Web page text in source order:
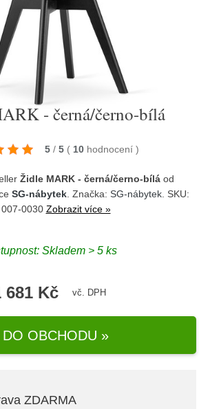
- černá/černo-bílá
5 / 5 ( 10 hodnocení )
Židle MARK - černá/černo-bílá od
SG-nábytek. Značka: SG-nábytek. SKU:
007-0030 Zobrazit více »
Skladem > 5 ks
681 Kč vč. DPH
DO OBCHODU »
ZDARMA